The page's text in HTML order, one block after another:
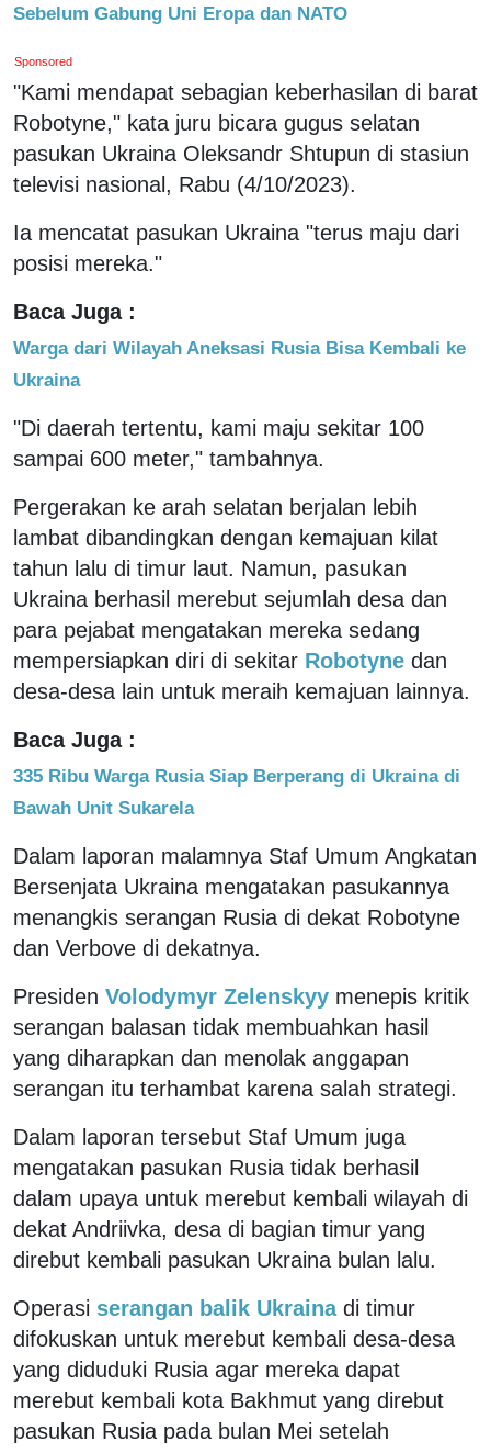
Sebelum Gabung Uni Eropa dan NATO
Sponsored
"Kami mendapat sebagian keberhasilan di barat
Robotyne," kata juru bicara gugus selatan
pasukan Ukraina Oleksandr Shtupun di stasiun
televisi nasional, Rabu (4/10/2023).
Ia mencatat pasukan Ukraina "terus maju dari
posisi mereka."
Baca Juga :
Warga dari Wilayah Aneksasi Rusia Bisa Kembali ke
Ukraina
"Di daerah tertentu, kami maju sekitar 100
sampai 600 meter," tambahnya.
Pergerakan ke arah selatan berjalan lebih
lambat dibandingkan dengan kemajuan kilat
tahun lalu di timur laut. Namun, pasukan
Ukraina berhasil merebut sejumlah desa dan
para pejabat mengatakan mereka sedang
mempersiapkan diri di sekitar Robotyne dan
desa-desa lain untuk meraih kemajuan lainnya.
Baca Juga :
335 Ribu Warga Rusia Siap Berperang di Ukraina di
Bawah Unit Sukarela
Dalam laporan malamnya Staf Umum Angkatan
Bersenjata Ukraina mengatakan pasukannya
menangkis serangan Rusia di dekat Robotyne
dan Verbove di dekatnya.
Presiden Volodymyr Zelenskyy menepis kritik
serangan balasan tidak membuahkan hasil
yang diharapkan dan menolak anggapan
serangan itu terhambat karena salah strategi.
Dalam laporan tersebut Staf Umum juga
mengatakan pasukan Rusia tidak berhasil
dalam upaya untuk merebut kembali wilayah di
dekat Andriivka, desa di bagian timur yang
direbut kembali pasukan Ukraina bulan lalu.
Operasi serangan balik Ukraina di timur
difokuskan untuk merebut kembali desa-desa
yang diduduki Rusia agar mereka dapat
merebut kembali kota Bakhmut yang direbut
pasukan Rusia pada bulan Mei setelah